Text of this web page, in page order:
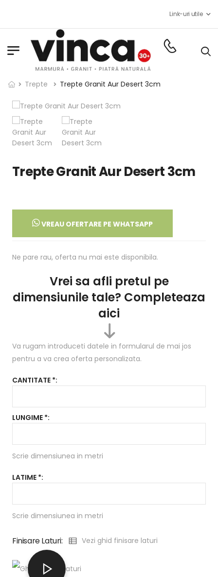
Link-uri utile
Trepte Trepte Granit Aur Desert 3cm
Trepte Granit Aur Desert 3cm
VREAU OFERTARE PE WHATSAPP
Ne pare rau, oferta nu mai este disponibila.
Vrei sa afli pretul pe
dimensiunile tale? Completeaza
aici
Va rugam introduceti datele in formularul de mai jos
pentru a va crea oferta personalizata.
CANTITATE *:
LUNGIME *:
Scrie dimensiunea in metri
LATIME *:
Scrie dimensiunea in metri
Finisare Laturi: Vezi ghid finisare laturi